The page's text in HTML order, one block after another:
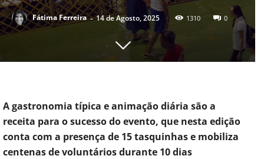
Fátima Ferreira - 14 de Agosto, 2025 1310 0
A gastronomia típica e animação diária são a
receita para o sucesso do evento, que nesta edição
conta com a presença de 15 tasquinhas e mobiliza
centenas de voluntários durante 10 dias